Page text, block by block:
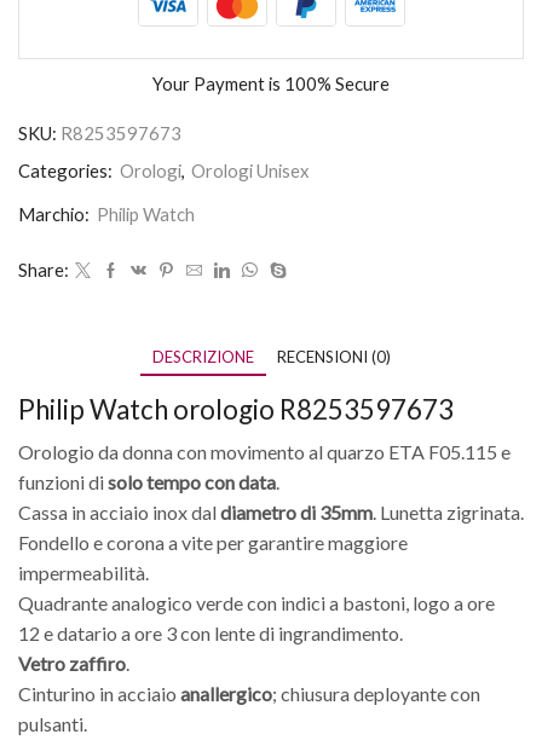
Your Payment is 100% Secure
SKU: R8253597673
Categories: Orologi, Orologi Unisex
Marchio: Philip Watch
Share:
DESCRIZIONE RECENSIONI (0)
Philip Watch orologio R8253597673
Orologio da donna con movimento al quarzo ETA F05.115 e
funzioni disolo tempo con data.
Cassa in acciaio inox daldiametro di 35mm. Lunetta zigrinata.
Fondello e corona a vite per garantire maggiore
impermeabilità.
Quadrante analogico verde con indici a bastoni, logo a ore
12 e datario a ore 3 con lente di ingrandimento.
Vetro zaffiro.
Cinturino in acciaio anallergico; chiusura deployante con
pulsanti.